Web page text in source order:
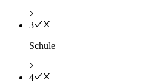
3
Schule
4